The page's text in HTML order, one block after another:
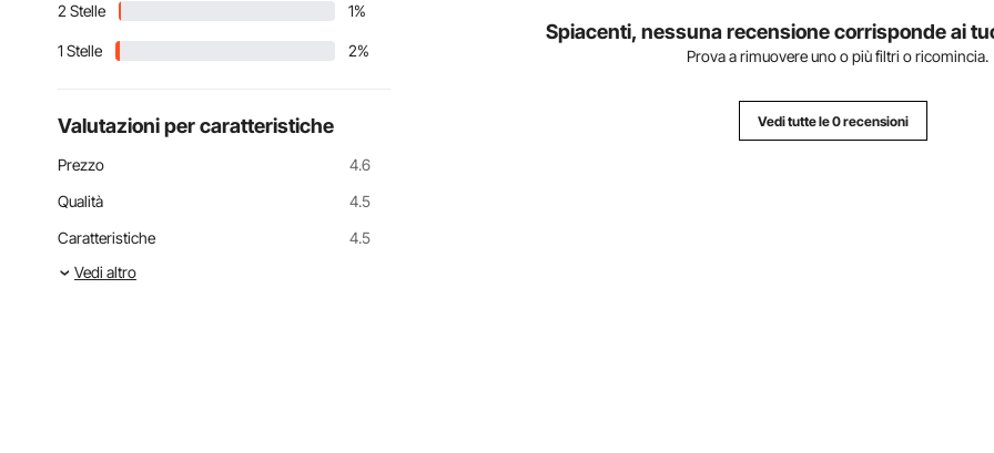
2 Stelle 1%
1 Stelle 2%
Valutazioni per caratteristiche
Prezzo
4.6
Qualità
4.5
Caratteristiche
4.5
Vedi altro
Spiacenti, nessuna recensione corrisponde ai
Prova a rimuovere uno o più filtri o ricomincia.
Vedi tutte le 0 recensioni